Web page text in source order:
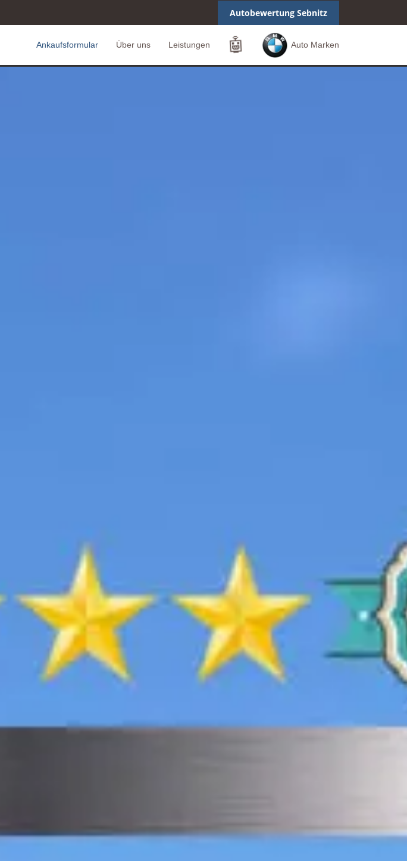
Autobewertung Sebnitz
Ankaufsformular Über uns Leistungen 🤖 Auto Marken